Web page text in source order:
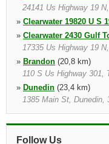
24141 Us Highway 19
» Clearwater 19820 U S
» Clearwater 2430 Gulf
17335 Us Highway 19
» Brandon (20,8 km)
110 S Us Highway 301,
» Dunedin (23,4 km)
1385 Main St, Dunedin,
»Clearwater 1200 Court
24141 Us Highway 19
Follow Us